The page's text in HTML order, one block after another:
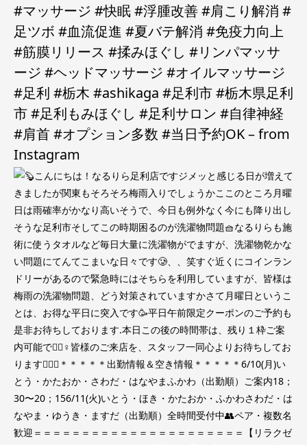
#マッサージ #快眠 #浮腫改善 #肩こり解消 #
足ツボ #血流促進 #夏バテ解消 #免疫力向上
#筋膜リリース #揉みほぐし #リンパマッサ
ージ #ヘッドマッサージ #オイルマッサージ
#足利 #栃木 #ashikaga #足利市 #栃木県足利
市 #足利もみほぐし #足利サロン #自律神経
#肩首 #オプション多数 #当日予約OK – from
Instagram